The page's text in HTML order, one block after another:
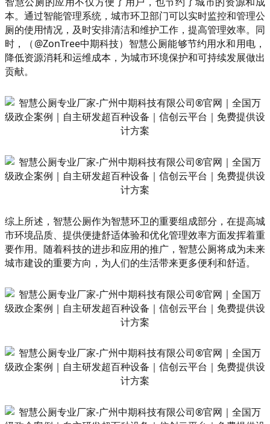
本。通过智能管理系统，城市环卫部门可以实时监控和管理公
厕的使用情况，及时安排清洁和维护工作，提高管理效率。同
时，（@ZonTree中期科技）智慧公厕能够节约用水和用电，
降低资源消耗和运维成本，为城市环境保护和可持续发展做出
贡献。
综上所述，智慧公厕作为智慧环卫的重要组成部分，在提高城
市环境品质、提供便捷舒适体验和优化管理效率方面发挥着重
要作用。随着科技的进步和应用的推广，智慧公厕将成为未来
城市建设的重要方向，为人们的生活带来更多便利和舒适。